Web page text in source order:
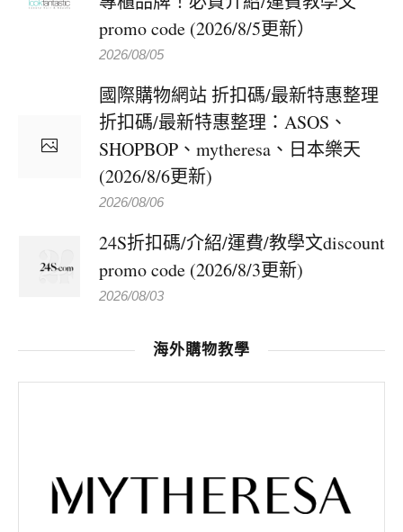
promo code (2026/8/5更新）
2026/08/05
國際購物網站 折扣碼/最新特惠整理
折扣碼/最新特惠整理：ASOS、
SHOPBOP、mytheresa、日本樂天
(2026/8/6更新)
2026/08/06
24S折扣碼/介紹/運費/教學文discount
promo code (2026/8/3更新)
2026/08/03
海外購物教學